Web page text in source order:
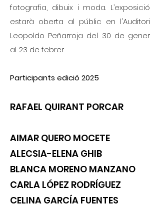
fotografia, dibuix i moda. L’exposició
estarà oberta al públic en l'Auditori
Leopoldo Peñarroja del 30 de gener
al 23 de febrer.
Participants edició 2025
RAFAEL QUIRANT PORCAR
AIMAR QUERO MOCETE
ALECSIA-ELENA GHIB
BLANCA MORENO MANZANO
CARLA LÓPEZ RODRÍGUEZ
CELINA GARCÍA FUENTES